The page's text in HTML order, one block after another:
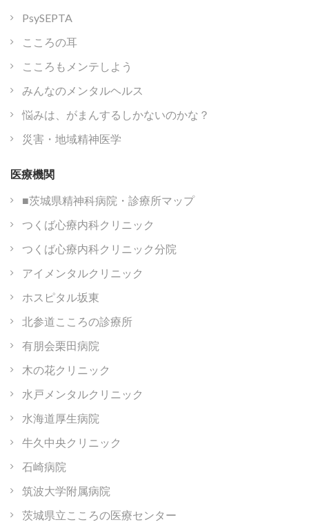
PsySEPTA
こころの耳
こころもメンテしよう
みんなのメンタルヘルス
悩みは、がまんするしかないのかな？
災害・地域精神医学
医療機関
■茨城県精神科病院・診療所マップ
つくば心療内科クリニック
つくば心療内科クリニック分院
アイメンタルクリニック
ホスピタル坂東
北参道こころの診療所
有朋会栗田病院
木の花クリニック
水戸メンタルクリニック
水海道厚生病院
牛久中央クリニック
石崎病院
筑波大学附属病院
茨城県立こころの医療センター